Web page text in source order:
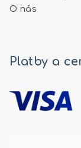
O nás
Platby a